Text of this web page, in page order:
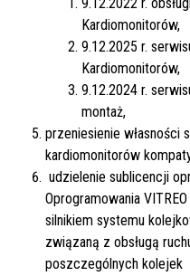
9.12.2022 r.
Kardiomonitorów,
9.12.2025 r.
Kardiomonitorów,
9.12.2024 r.
montaż,
przeniesienie własności
kardiomonitorów
udzielenie sublicencji
Oprogramowania
silnikiem systemu
związaną z obsługą
poszczególnych kolejek